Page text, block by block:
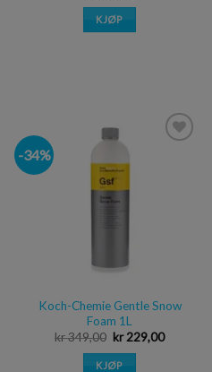
KJØP
-34%
Koch-Chemie Gentle Snow
Foam 1L
kr349,00 kr229,00
KJØP